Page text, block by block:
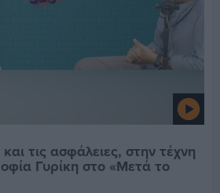
τις ασφάλειες, στην τέχνη
Γυρίκη στο «Μετά το